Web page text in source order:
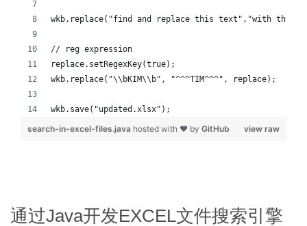
wkb.replace("find and replace this text","with this
// reg expression
replace.setRegexKey(true);
wkb.replace("\\bKIM\\b", "^^^TIM^^^", replace);
wkb.save("updated.xlsx");
view raw
search-in-excel-files.java hosted with ❤ by GitHub
通过Java开发EXCEL文件搜索引擎